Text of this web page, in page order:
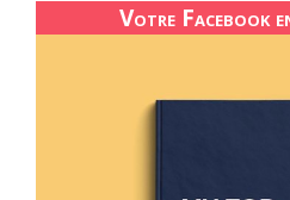
Votre Facebook